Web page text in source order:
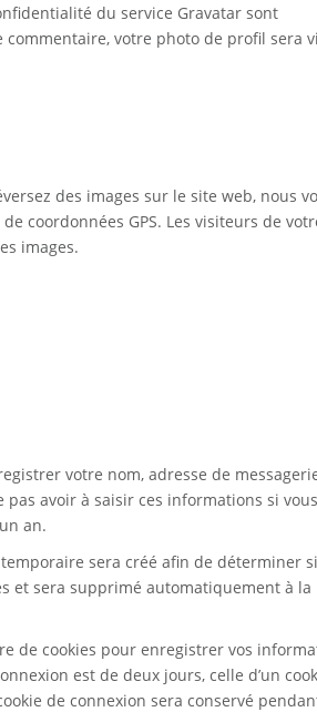
du service Gravatar sont
votre photo de profil sera
des images sur le site web, nous
coordonnées GPS. Les visiteurs de
images.
votre nom, adresse de
avoir à saisir ces informations si vous
an.
sera créé afin de déterminer
et sera supprimé automatiquement à la
de cookies pour enregistrer vos
est de deux jours, celle d’un
de connexion sera conservé